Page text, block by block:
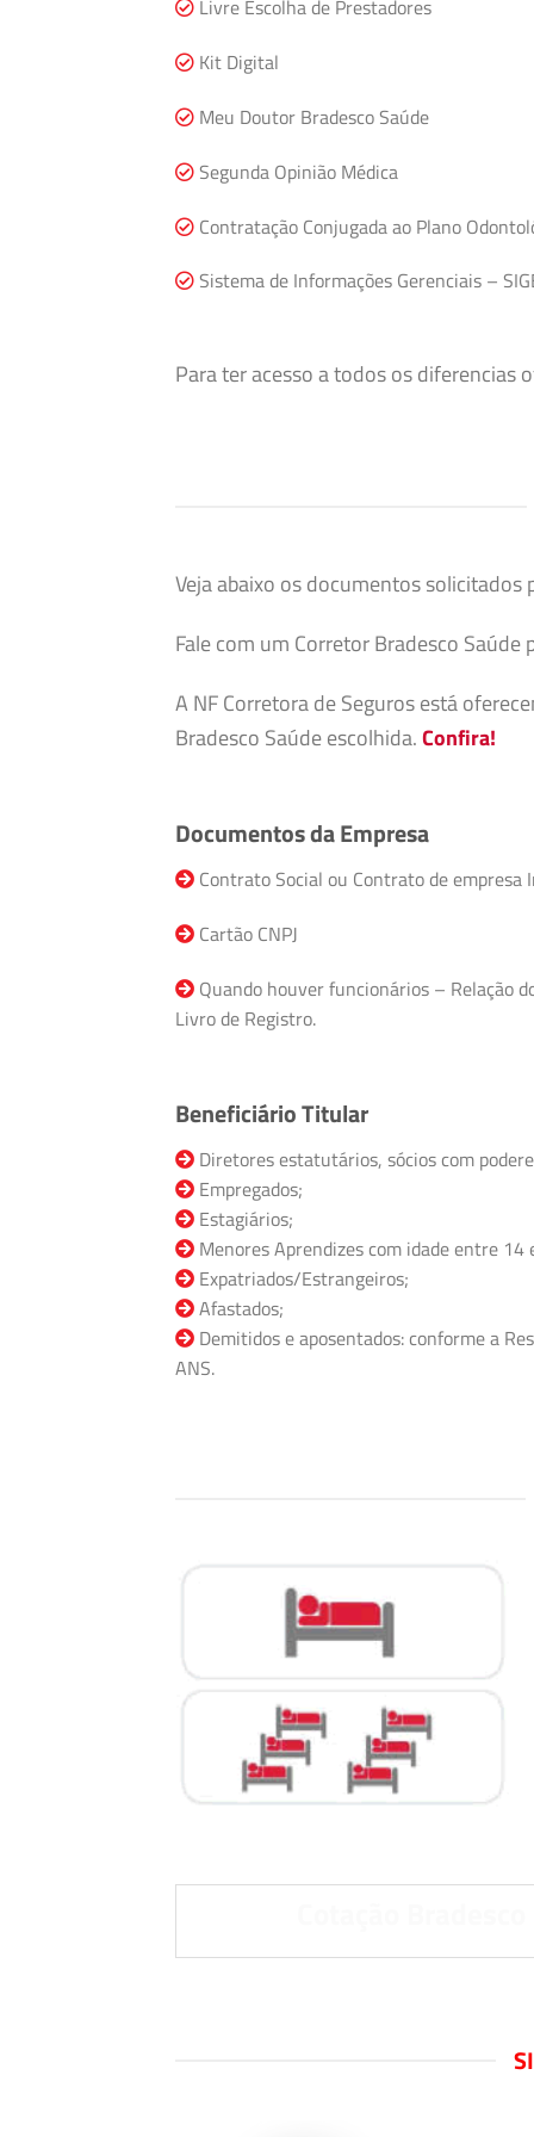
Livre Escolha de Prestadores
Kit Digital
Meu Doutor Bradesco Saúde
Segunda Opinião Médica
Contratação Conjugada ao Plano
Sistema de Informações Gerenciais –
Para ter acesso a todos os diferencias
Veja abaixo os documentos
Fale com um Corretor Bradesco
A NF Corretora de Seguros está
Bradesco Saúde escolhida.Confira!
Documentos da Empresa
Contrato Social ou Contrato de empresa
Cartão CNPJ
Quando houver funcionários – Relação
Livro de Registro.
Beneficiário Titular
Diretores estatutários, sócios com
Empregados;
Estagiários;
Menores Aprendizes com idade entre 14
Expatriados/Estrangeiros;
Afastados;
Demitidos e aposentados: conforme a
ANS.